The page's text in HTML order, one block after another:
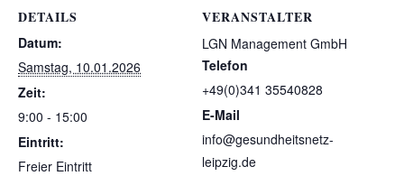
DETAILS
Datum:
Samstag, 10.01.2026
Zeit:
9:00 - 15:00
Eintritt:
Freier Eintritt
VERANSTALTER
LGN Management GmbH
Telefon
+49(0)341 35540828
E-Mail
info@gesundheitsnetz-
leipzig.de